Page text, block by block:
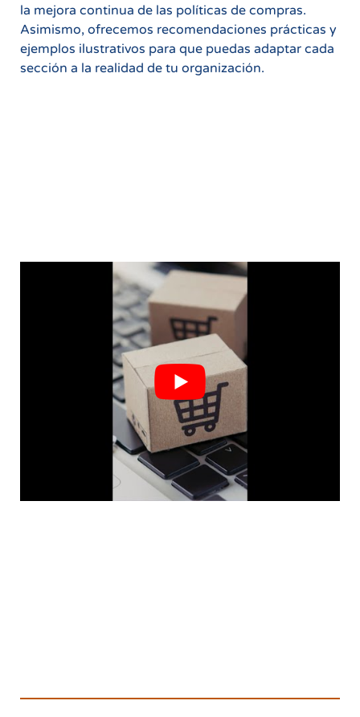
la mejora continua de las políticas de compras.
Asimismo, ofrecemos recomendaciones prácticas y
ejemplos ilustrativos para que puedas adaptar cada
sección a la realidad de tu organización.